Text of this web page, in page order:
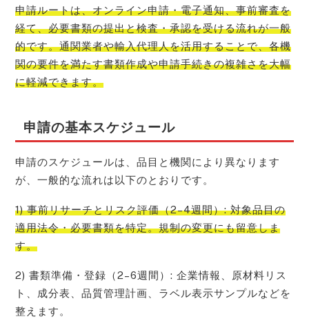
申請ルートは、オンライン申請・電子通知、事前審査を
経て、必要書類の提出と検査・承認を受ける流れが一般
的です。通関業者や輸入代理人を活用することで、各機
関の要件を満たす書類作成や申請手続きの複雑さを大幅
に軽減できます。
申請の基本スケジュール
申請のスケジュールは、品目と機関により異なります
が、一般的な流れは以下のとおりです。
1) 事前リサーチとリスク評価（2–4週間）: 対象品目の
適用法令・必要書類を特定。規制の変更にも留意しま
す。
2) 書類準備・登録（2–6週間）: 企業情報、原材料リス
ト、成分表、品質管理計画、ラベル表示サンプルなどを
整えます。